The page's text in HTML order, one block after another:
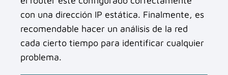
con una dirección IP estática. Finalmente, es
recomendable hacer un análisis de la red
cada cierto tiempo para identificar cualquier
problema.